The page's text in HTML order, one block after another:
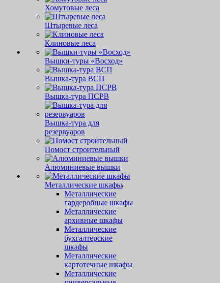
Хомутовые леса
Штыревые леса
Клиновые леса
Вышки-туры «Восход»
Вышка-тура ВСП
Вышка-тура ПСРВ
Вышка-тура для
резервуаров
Помост строительный
Алюминиевые вышки
Металлические шкафы
Металлические
гардеробные шкафы
Металлические
архивные шкафы
Металлические
бухгалтерские
шкафы
Металлические
картотечные шкафы
Металлические